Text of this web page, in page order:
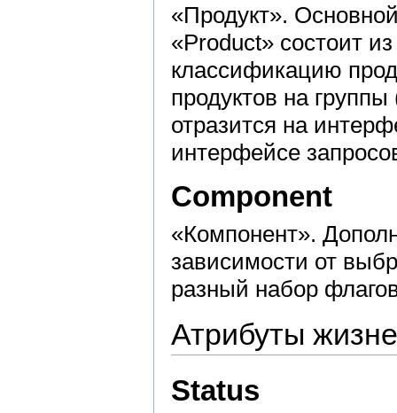
«Продукт».
«Product» состоит
классификацию
продуктов на
отразится на
интерфейсе
Component
«Компонент».
зависимости от
разный набор
Атрибуты
Status